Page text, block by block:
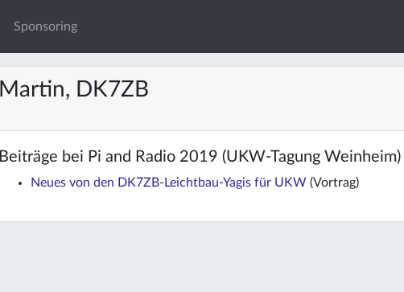
Sponsoring
Martin, DK7ZB
Beiträge bei Pi and Radio 2019 (UKW-Tagung Weinheim)
Neues von den DK7ZB-Leichtbau-Yagis für UKW (Vortrag)